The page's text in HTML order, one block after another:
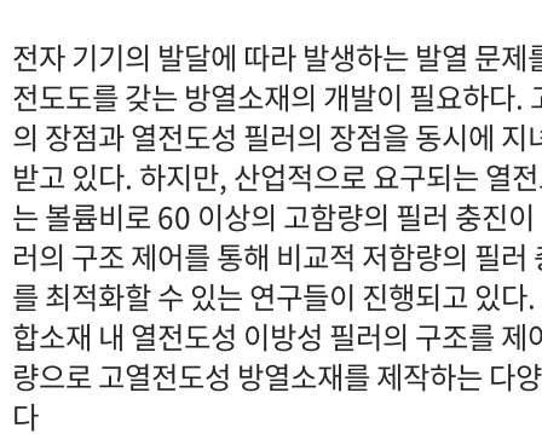
전자 기기의 발달에 따라 발생하는 발열 문
전도도를 갖는 방열소재의 개발이 필요하다.
의 장점과 열전도성 필러의 장점을 동시에
받고 있다. 하지만, 산업적으로 요구되는 열
는 볼륨비로 60 이상의 고함량의 필러 충진
러의 구조 제어를 통해 비교적 저함량의 필
를 최적화할 수 있는 연구들이 진행되고 있
합소재 내 열전도성 이방성 필러의 구조를
량으로 고열전도성 방열소재를 제작하는 다
다